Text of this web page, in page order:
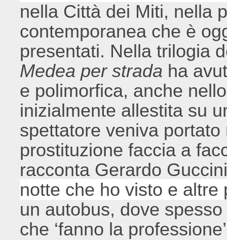
nella Città dei Miti, nella
contemporanea che è
presentati. Nella trilogia
Medea per strada ha
e polimorfica, anche
inizialmente allestita su
spettatore veniva
prostituzione faccia a
racconta Gerardo
notte che ho visto e altre
un autobus, dove
che ‘fanno la